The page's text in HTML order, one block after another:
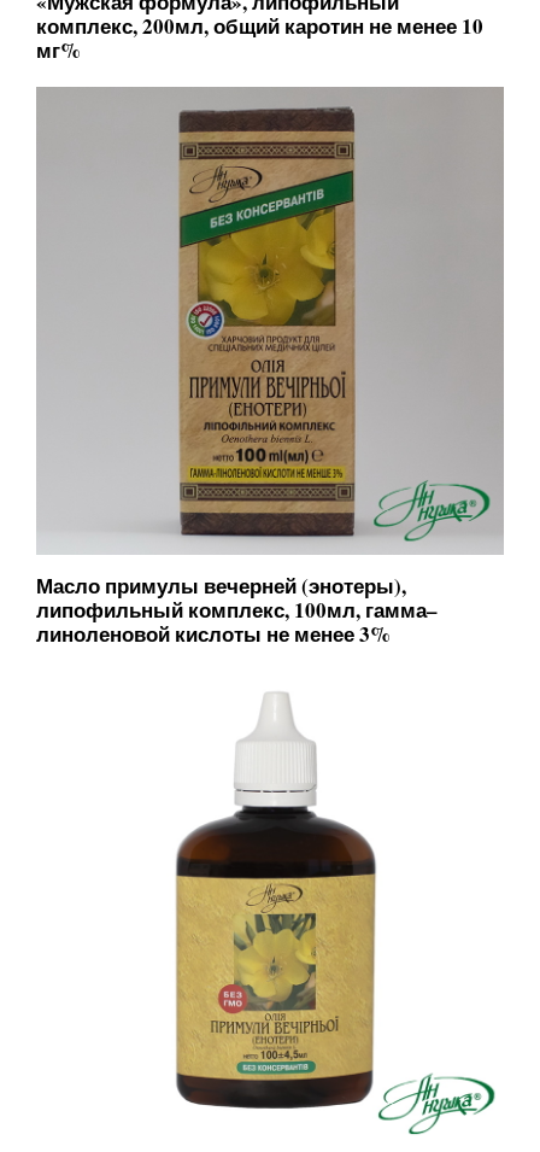
комплекс, 200мл, общий каротин не менее 10
мг%
Масло примулы вечерней (энотеры),
липофильный комплекс, 100мл, гамма–
линоленовой кислоты не менее 3%